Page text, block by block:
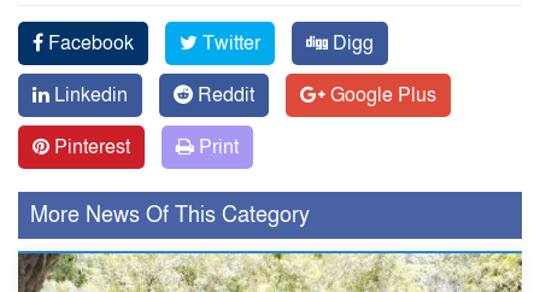
Facebook Twitter
Digg
Linkedin
Reddit
Google Plus
Pinterest
Print
More News Of This Category